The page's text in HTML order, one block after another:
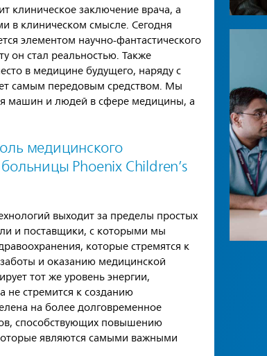
клиническое заключение врача, а
в клиническом смысле. Сегодня
элементом научно-фантастического
он стал реальностью. Также
в медицине будущего, наряду с
самым передовым средством. Мы
машин и людей в сфере медицины, а
медицинского
Phoenix Children’s
выходит за пределы простых
и поставщики, с которыми мы
которые стремятся к
и оказанию медицинской
тот же уровень энергии,
не стремится к созданию
на более долговременное
способствующих повышению
являются самыми важными